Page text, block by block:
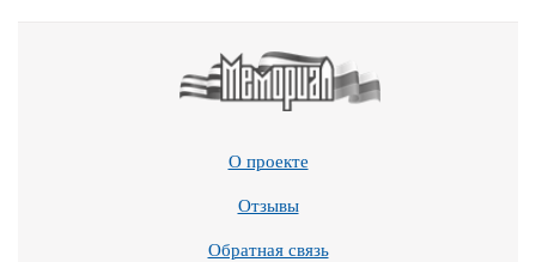
О проекте
Отзывы
Обратная связь